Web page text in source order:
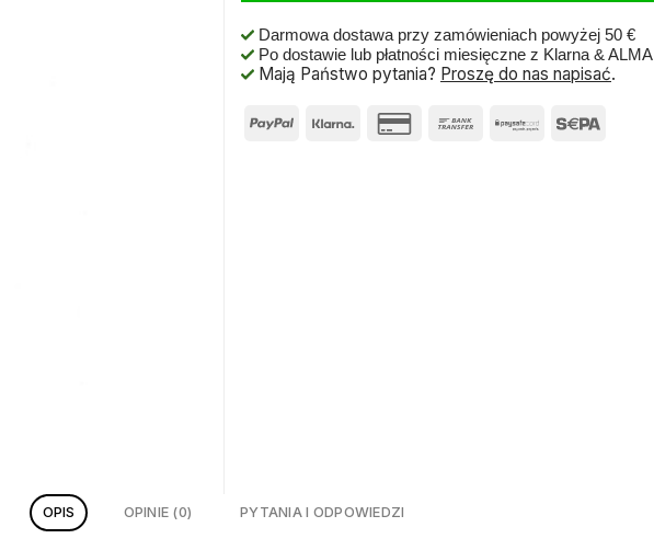
Darmowa dostawa przy zamówieniach powyżej 50 €
Po dostawie lub płatności miesięczne z Klarna & ALMA
Mają Państwo pytania? Proszę do nas napisać.
OPIS OPINIE (0) PYTANIA I ODPOWIEDZI